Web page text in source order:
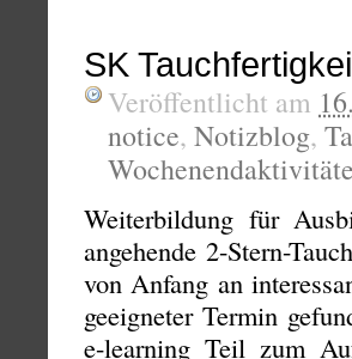
SK
Veröffentlicht am
notice, Notizblog,
Weiterbildung für
angehende 2-Stern-
von Anfang an
geeigneter Termin
e-learning Teil zum